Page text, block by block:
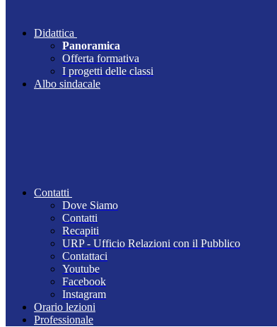
Didattica
Panoramica
Offerta formativa
I progetti delle classi
Albo sindacale
Contatti
Dove Siamo
Contatti
Recapiti
URP - Ufficio Relazioni con il Pubblico
Contattaci
Youtube
Facebook
Instagram
Orario lezioni
Professionale